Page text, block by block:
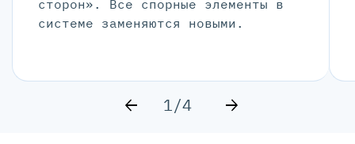
сторон». Все спорные элементы в
системе заменяются новыми.
1/4